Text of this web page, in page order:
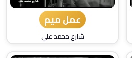
عمل ميم
شارع محمد علي